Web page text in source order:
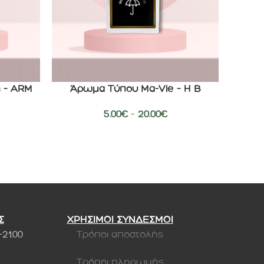
ARM ΕΠΙΛΟΓΉΆρωμα Τύπου Ma-Vie – H B
5.00€ – 20.00€
ΧΡΗΣΙΜΟΙ ΣΥΝΔΕΣΜΟΙ
Τρόποι αποστολής